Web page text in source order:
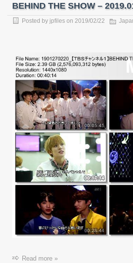
BEHIND THE SHOW –
Posted by jpfiles on 2019/02/22
Read more »